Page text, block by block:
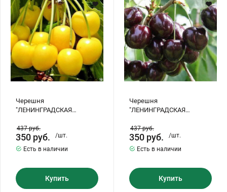
Черешня
"ЛЕНИНГРАДСКАЯ
437руб.
350 руб.
/шт.
Есть в наличии
Купить
Черешня
"ЛЕНИНГРАДСКАЯ
437руб.
350 руб.
/шт.
Есть в наличии
Купить